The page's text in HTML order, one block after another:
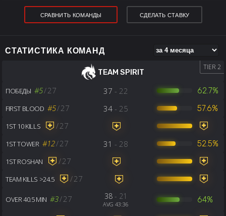
СРАВНИТЬ КОМАНДЫ СДЕЛАТЬ СТАВКУ
СТАТИСТИКА КОМАНД
TEAM SPIRIT
TIER 2
ПОБЕДЫ #5/27 37 - 22 62.7%
FIRST BLOOD #5/27 34- 25 57.6%
1ST 10 KILLS /27
1ST TOWER #12/27 31 - 28 52.5%
1ST ROSHAN /27
TEAM KILLS >24.5 /27
OVER 40.5 MIN #3/27 38- 21
AVG 43:36 64%